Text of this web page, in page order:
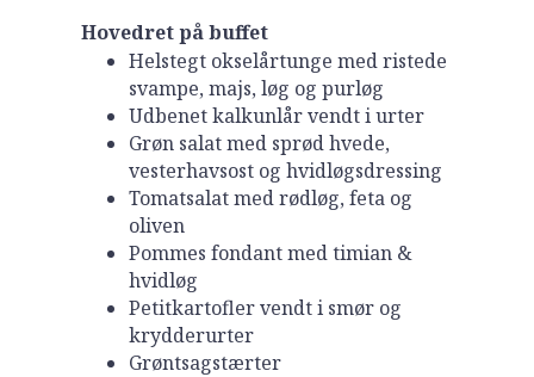
Hovedret på buffet
Helstegt okselårtunge med ristede
svampe, majs, løg og purløg
Udbenet kalkunlår vendt i urter
Grøn salat med sprød hvede,
vesterhavsost og hvidløgsdressing
Tomatsalat med rødløg, feta og
oliven
Pommes fondant med timian &
hvidløg
Petitkartofler vendt i smør og
krydderurter
Grøntsagstærter